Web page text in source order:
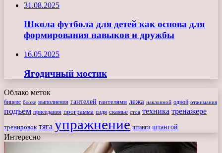
31.08.2025
Школа футбола для детей как основа для
формирования навыков и дружбы
16.05.2025
Ягодичный мостик
Облако меток
бицепс блоке выполнения гантелей гантелями лежа наклонной одной отжимания
подъем приседания программа сидя скамье стоя техника тренажере
тренировок тяга упражнение штанги штангой
Интересно